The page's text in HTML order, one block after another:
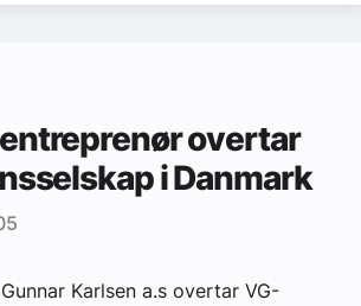
overtar
i Danmark
Karlsen a.s overtar VG-